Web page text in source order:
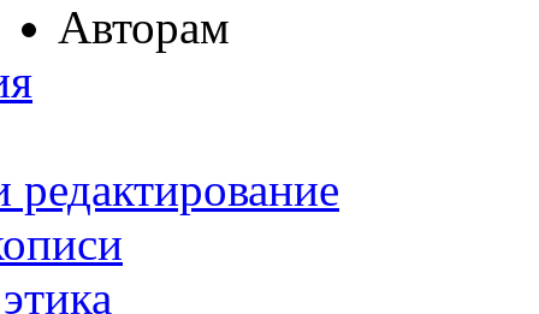
Авторам
редактирование